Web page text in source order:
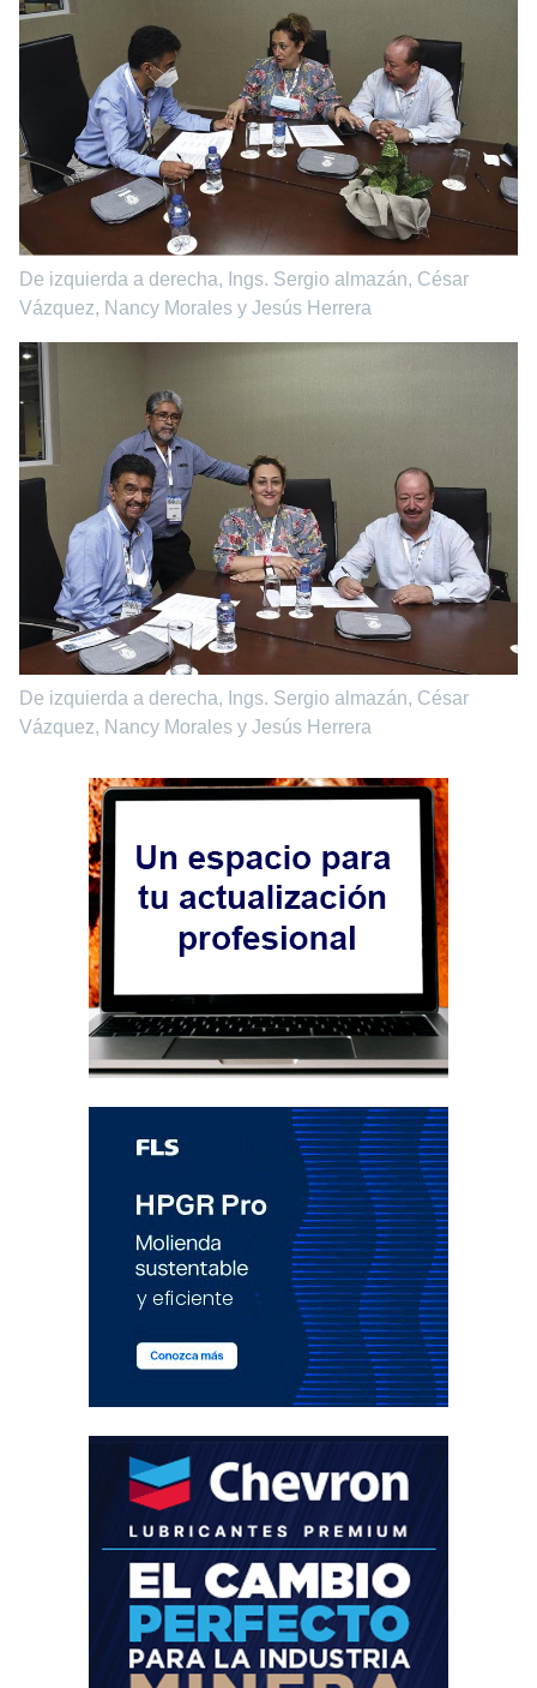
De izquierda a derecha, Ings. Sergio almazán, César
Vázquez, Nancy Morales y Jesús Herrera
De izquierda a derecha, Ings. Sergio almazán, César
Vázquez, Nancy Morales y Jesús Herrera